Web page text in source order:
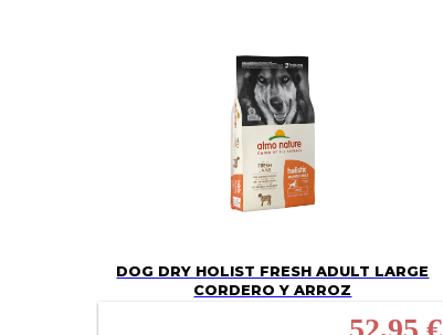
DOG DRY HOLIST FRESH ADULT LARGE
CORDERO Y ARROZ